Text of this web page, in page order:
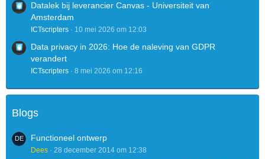
Datalek bij leverancier Canvas - Universiteit van
Amsterdam
ICTscripters 10 mei 2026 om 12:03
Data privacy in 2026: Hoe de naleving van GDPR
verandert
ICTscripters 8 mei 2026 om 12:16
Blogs
Functioneel ontwerp
Dees 28 december 2014 om 12:38